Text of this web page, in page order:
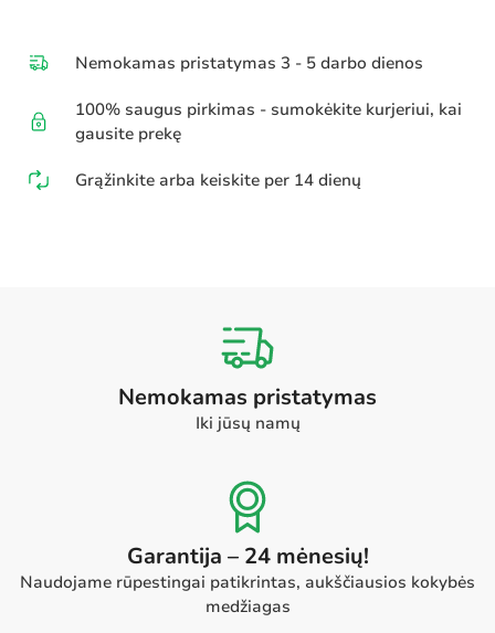
Nemokamas pristatymas 3 - 5 darbo dienos
100% saugus pirkimas - sumokėkite kurjeriui, kai
gausite prekę
Grąžinkite arba keiskite per 14 dienų
Nemokamas pristatymas
Iki jūsų namų
Garantija – 24 mėnesių!
Naudojame rūpestingai patikrintas, aukščiausios kokybės
medžiagas